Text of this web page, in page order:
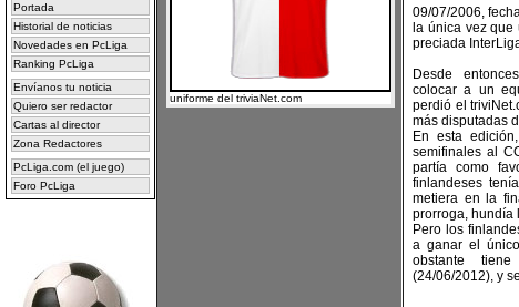
Portada
Historial de noticias
Novedades en PcLiga
Ranking PcLiga
Envíanos tu noticia
Quiero ser redactor
Cartas al director
Zona Redactores
PcLiga.com (el juego)
Foro PcLiga
uniforme del triviaNet.com
09/07/2006,
la única vez
preciada
Desde
colocar a un
perdió el
más disputadas
En esta
semifinales al
partía como
finlandeses
metiera en la
prorroga, hundía
Pero los
a ganar el
obstante
(24/06/2012), y